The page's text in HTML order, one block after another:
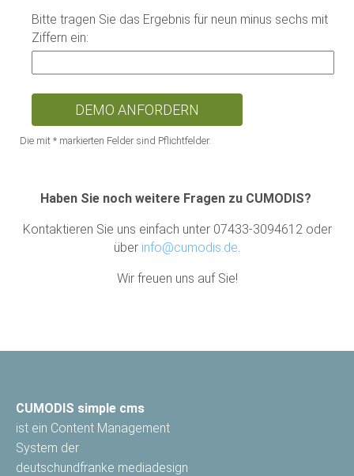
Bitte tragen Sie das Ergebnis für neun minus sechs mit
Ziffern ein:
Die mit * markierten Felder sind Pflichtfelder.
Haben Sie noch weitere Fragen zu CUMODIS?
Kontaktieren Sie uns einfach unter 07433-3094612 oder
über info@cumodis.de
Wir freuen uns auf Sie!
CUMODIS simple cms
ist ein Content Management
System der
deutschundfranke mediadesign